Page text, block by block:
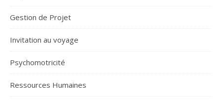
Gestion de Projet
Invitation au voyage
Psychomotricité
Ressources Humaines